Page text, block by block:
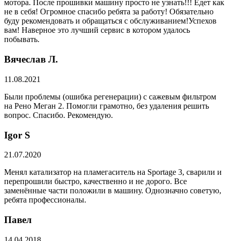
мотора. После прошивки машину просто не узнать!!! Едет как
не в себя! Огромное спасибо ребята за работу! Обязательно
буду рекомендовать и обращаться с обслуживанием!Успехов
вам! Наверное это лучший сервис в котором удалось
побывать.
Вячеслав Л.
11.08.2021
Были проблемы (ошибка регенерации) с сажевым фильтром
на Рено Меган 2. Помогли грамотно, без удаления решить
вопрос. Спасибо. Рекомендую.
​Igor S
21.07.2020
Менял катализатор на пламегаситель на Sportage 3, сварили и
перепрошили быстро, качественно и не дорого. Все
заменённые части положили в машину. Однозначно советую,
ребята профессионалы.
Павел